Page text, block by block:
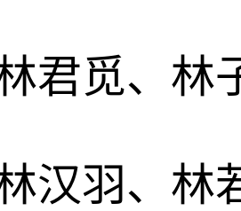
君觅、林
汉羽、林